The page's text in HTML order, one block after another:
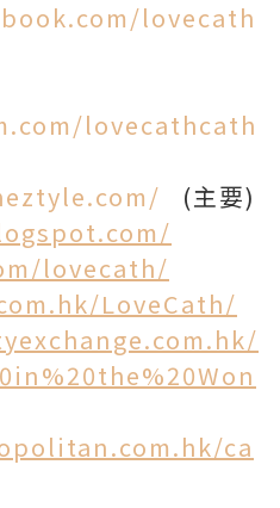
lovecath
lovecathcath
(主要)
lovecath/
LoveCath/
ca